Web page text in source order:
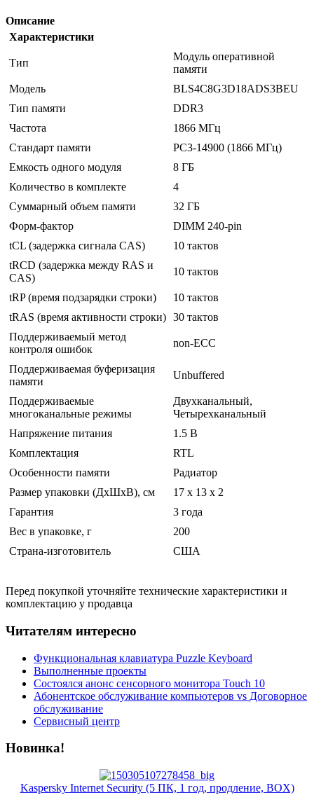
Описание
Характеристики
Тип
Модуль оперативной
памяти
Модель
BLS4C8G3D18ADS3BEU
Тип памяти
DDR3
Частота
1866 МГц
Стандарт памяти
PC3-14900 (1866 МГц)
Емкость одного модуля
8 ГБ
Количество в комплекте
4
Суммарный объем памяти
32 ГБ
Форм-фактор
DIMM 240-pin
tCL (задержка сигнала CAS)
10 тактов
tRCD (задержка между RAS и
CAS)
10 тактов
tRP (время подзарядки строки)
10 тактов
tRAS (время активности строки) 30 тактов
Поддерживаемый метод
контроля ошибок
non-ECC
Поддерживаемая буферизация
памяти
Unbuffered
Поддерживаемые
многоканальные режимы
Двухканальный,
Четырехканальный
Напряжение питания
1.5 В
Комплектация
RTL
Особенности памяти
Радиатор
Размер упаковки (ДхШхВ), см
17 x 13 x 2
Гарантия
3 года
Вес в упаковке, г
200
Страна-изготовитель
США
Перед покупкой уточняйте технические характеристики и
комплектацию у продавца
Читателям интересно
Функциональная клавиатура Puzzle Keyboard
Выполненные проекты
Состоялся анонс сенсорного монитора Touch 10
Абонентское обслуживание компьютеров vs Договорное
обслуживание
Сервисный центр
Новинка!
Kaspersky Internet Security (5 ПК, 1 год, продление, BOX)